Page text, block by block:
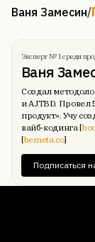
Ваня Замесин/
Эксперт № 1 среди
Ваня
Создал
и AJTBD. Провел
продукт». Учу
вайб-кодинга [
[bemeta.co]
Подписаться